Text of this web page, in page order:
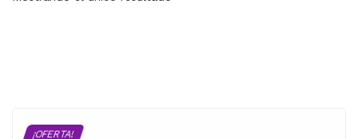
¡OFERTA!